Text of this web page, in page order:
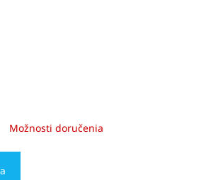
Možnosti doručenia